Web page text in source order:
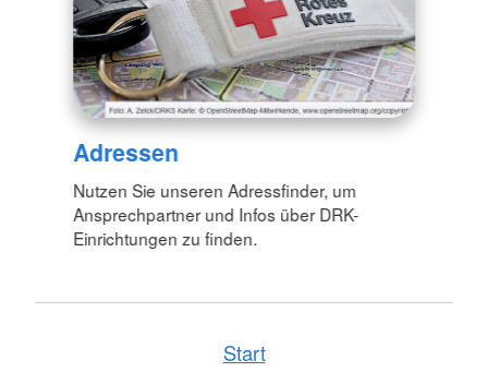
Adressen
Nutzen Sie unseren Adressfinder, um
Ansprechpartner und Infos über DRK-
Einrichtungen zu finden.
Start